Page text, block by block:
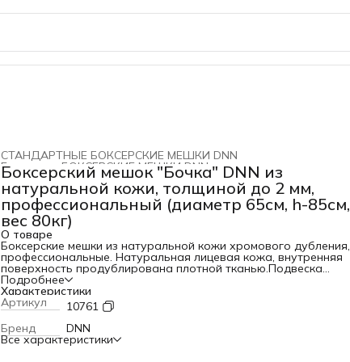
СТАНДАРТНЫЕ БОКСЕРСКИЕ МЕШКИ DNN
БОКСЕРСКИЕ МЕШКИ DNN ›
Главная ›
Боксерский мешок "Бочка" DNN из
натуральной кожи, толщиной до 2 мм,
профессиональный (диаметр 65см, h-85см,
вес 80кг)
О товаре
Боксерские мешки из натуральной кожи хромового дубления,
профессиональные. Натуральная лицевая кожа, внутренняя
поверхность продублирована плотной тканью.Подвеска
мешка через металлические полукольца толщиной
5мм, 10 штук, усиленные кожей снаружи и изнутри. Внутри
вставлено металлическое кольцо для жесткости конструкции,
которое крепится декоративными болтами. Материал –
натуральная кожа, толщиной до 2 мм, усиленная внутренним
синтетическим мешком. Наполнитель – резиновая и
поролоновая крошка, синтепон, синтетический лоскут. В
Подробнее
Характеристики
Артикул
10761
Бренд
DNN
Все характеристики